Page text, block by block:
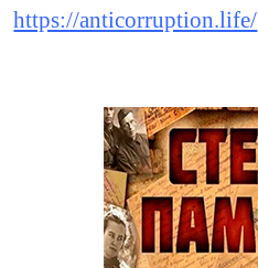
https://anticorruption.life/